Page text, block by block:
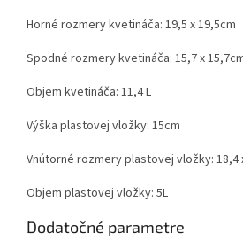
Horné rozmery kvetináča: 19,5 x 19,5cm
Spodné rozmery kvetináča: 15,7 x
Objem kvetináča: 11,4 L
Výška plastovej vložky: 15cm
Vnútorné rozmery plastovej vložky: 18,4
Objem plastovej vložky: 5L
Dodatočné parametre